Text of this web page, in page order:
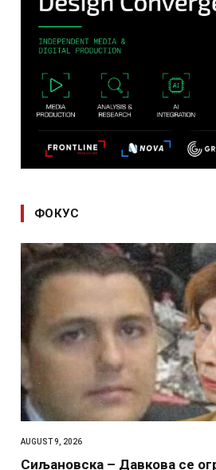
ФОКУС
AUGUST 9, 2026
Сиљановска – Давкова се